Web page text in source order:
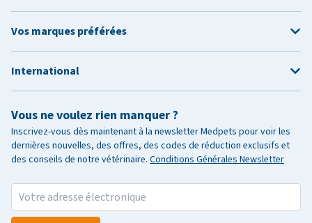
Vous ne voulez rien manquer ?
Inscrivez-vous dès maintenant à la newsletter Medpets pour voir les
dernières nouvelles, des offres, des codes de réduction exclusifs et
des conseils de notre vétérinaire. Conditions Générales Newsletter
Vos marques préférées
International